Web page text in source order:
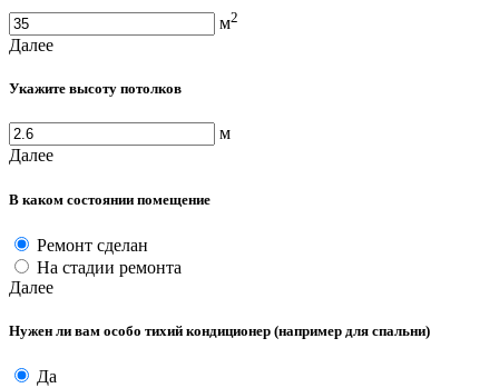
м2
Далее
Укажите высоту потолков
м
Далее
В каком состоянии помещение
Ремонт сделан
На стадии ремонта
Далее
Нужен ли вам особо тихий кондиционер (например для спальни)
Да